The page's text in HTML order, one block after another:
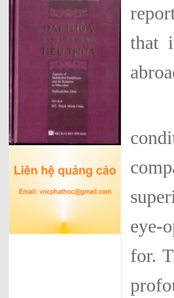
that
eye-
for.